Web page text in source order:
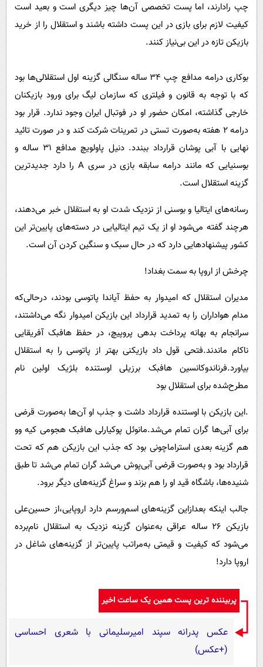
چپ رادارند، اما پست تخصصی آن‌ها چیز دیگری است و بعید است
کیفیت لازم برای بازی در این پست داشته باشند و استقلال را از خرید
بازیکن تازه در این بی‌نیاز کنند.
بوکاری درامه مدافع چپ 34 ساله سنگالی گزینه اول استقلالی‌ها بود
که با توجه به قانون و فیلتری که سازمان لیگ برای ورود بازیکنان
خارجی گذاشته، امکان حضور او در فوتبال ایران وجود ندارد. قرار بود
درامه 2 هفته به‌صورت تستی در تمرینات شرکت کند و در صورت تائید
نهایی با آبی پوشان قرارداد ببندد. دنیل پاولویچ مدافع 31 ساله و
بوسنیایی که مانند درامه سابقه بازی در سری A را دارد جدیدترین
گزینه استقلال است.
رسانه‌های ایتالیا و بوسنی از نزدیک شدت او به استقلال خبر می‌دهند،
هرچند گفته می‌شود او از یک تیم ایتالیایی در دسته‌های پایین‌تر این
کشور پیشنهادهایی دارد که در حال سبک و سنگین کردن آن است.
چرخش از اروپا به سمت بغداد!
مدیران استقلال که امیدوار به حفظ آیاندا پاتوسی بودند، درحالی‌که
مدام هواداران را به تمدید قرارداد این بازیکن امیدوار نگه می‌داشتند،
سرانجام به بهانه پرداخت بدهی پروپیچ، در حفظ هافبک آفریقایی
ناکام ماندند.فتحی قول داد بازیکنی بهتر از پاتوسی را به استقلال
بیاورد.فرناندوکانسین هافبک برزیلی اوستنده بلژیک اولین نام
مطرح‌شده برای استقلال بود
.این بازیکن با اوستنده قرارداد داشت و جذب او آن‌ها به‌صورت قرضی
برای آبی‌ها گران تمام می‌شد.مانوئل پوکیارلی هافبک هجومی کیه وو
هم گزینه بعدی استراماچونی بود که جذب این بازیکن هم که تحت
قرارداد بود و به‌صورت قرضی آبی‌پوش می‌شد گران تمام می‌شد تا طبق
شنیده‌ها، باشگاه قید او را هم بزند و سراغ گزینه‌های دیگر برود.
جالب اینکه بعدازاین گزینه‌های اسم‌ورسم دارد اروپایی،از حسین‌علی
بازیکن 26 ساله عراقی به‌عنوان گزینه نزدیک به استقلال نام‌برده
می‌شود که کیفیت و قیمتی به‌مراتب پایین‌تر از گزینه‌های شاغل در
اروپا دارد!
پربیننده ترین پست همین یک ساعت اخیر
عکس پدرانه سپند امیرسلیمانی با شعری احساسی
(+عکس)